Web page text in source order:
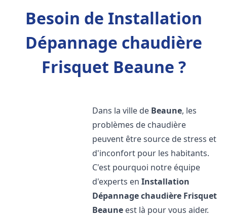
Besoin de Installation
Dépannage chaudière
Frisquet Beaune ?
Dans la ville de Beaune, les
problèmes de chaudière
peuvent être source de stress et
d'inconfort pour les habitants.
C'est pourquoi notre équipe
d'experts enInstallation
Dépannage chaudière Frisquet
Beaune est là pour vous aider.